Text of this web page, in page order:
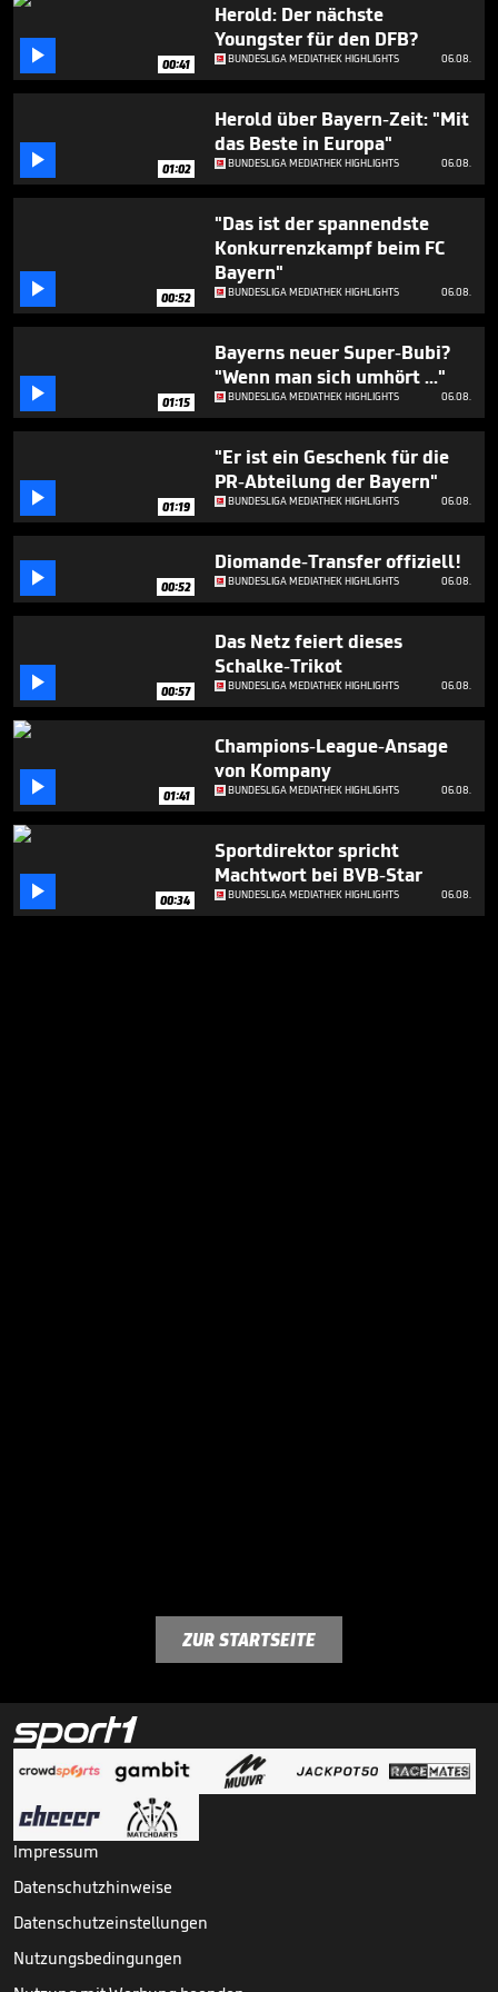
minutes,
seconds
 00:41
Herold: Der nächste
Youngster für den DFB?
BUNDESLIGA MEDIATHEK HIGHLIGHTS 06.08.
 01:02
Herold über Bayern-Zeit: "Mit
das Beste in Europa"
BUNDESLIGA MEDIATHEK HIGHLIGHTS 06.08.
 00:52
"Das ist der spannendste
Konkurrenzkampf beim FC
Bayern"
BUNDESLIGA MEDIATHEK HIGHLIGHTS 06.08.
 01:15
Bayerns neuer Super-Bubi?
"Wenn man sich umhört ..."
BUNDESLIGA MEDIATHEK HIGHLIGHTS 06.08.
 01:19
"Er ist ein Geschenk für die
PR-Abteilung der Bayern"
BUNDESLIGA MEDIATHEK HIGHLIGHTS 06.08.
 00:52
Diomande-Transfer offiziell!
BUNDESLIGA MEDIATHEK HIGHLIGHTS 06.08.
 00:57
Das Netz feiert dieses
Schalke-Trikot
BUNDESLIGA MEDIATHEK HIGHLIGHTS 06.08.
 01:41
Champions-League-Ansage
von Kompany
BUNDESLIGA MEDIATHEK HIGHLIGHTS 06.08.
 00:34
Sportdirektor spricht
Machtwort bei BVB-Star
BUNDESLIGA MEDIATHEK HIGHLIGHTS 06.08.
ZUR STARTSEITE
Impressum
Datenschutzhinweise
Datenschutzeinstellungen
Nutzungsbedingungen